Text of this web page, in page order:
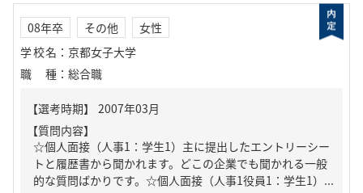
08年卒 その他
女性
学校名 ： 京都女子大学
職種 ： 総合職
【質問内容】
☆個人面接（人事1：学生1）主に提出したエントリーシー
トと履歴書から聞かれます。どこの企業でも聞かれる一般
的な質問ばかりです。☆個人面接（人事1役員1：学生1）...